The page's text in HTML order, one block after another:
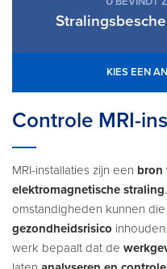
KIES EEN
Controle MRI-
MRI-installaties zijn een bron
elektromagnetische straling
omstandigheden kunnen
gezondheidsrisico
werk bepaalt dat de